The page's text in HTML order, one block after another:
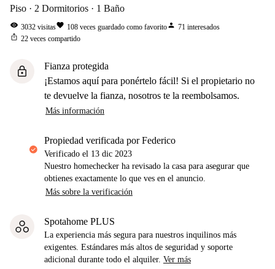
Piso 2 Dormitorios 1 Baño
visibility 3032 visitasfavorite 108 veces guardado como favoritoperson 71 interesados
ios_share 22 veces compartido
lock
Fianza protegida
¡Estamos aquí para ponértelo fácil! Si el propietario no
te devuelve la fianza, nosotros te la reembolsamos.
Más información
propiedad verificada por Federico
Verificado el 13 dic 2023
Nuestro homechecker ha revisado la casa para asegurar que
obtienes exactamente lo que ves en el anuncio.
Más sobre la verificación
Spotahome PLUS
La experiencia más segura para nuestros inquilinos más
exigentes. Estándares más altos de seguridad y soporte
adicional durante todo el alquiler. Ver más